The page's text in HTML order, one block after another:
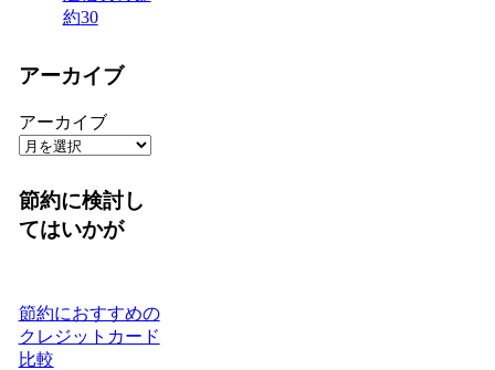
約30
アーカイブ
アーカイブ
節約に検討し
てはいかが
節約におすすめの
クレジットカード
比較